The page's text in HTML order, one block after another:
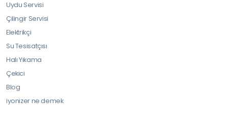
Uydu Servisi
Çilingir Servisi
Elektrikçi
Su Tesisatçısı
Halı Yıkama
Çekici
Blog
iyonizer ne demek